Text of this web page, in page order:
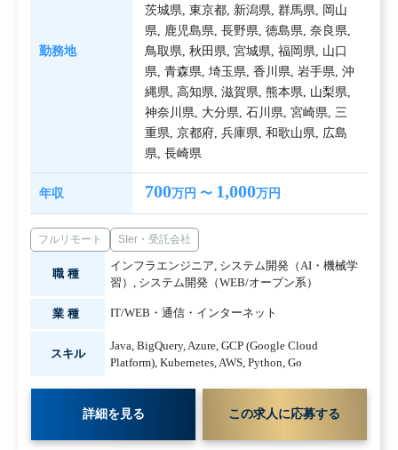
勤務地
茨城県,東京都, 新潟県,群馬県, 岡山
県, 鹿児島県,長野県,徳島県,奈良県,
鳥取県,秋田県,宮城県,福岡県, 山口
県,青森県,埼玉県,香川県,岩手県,沖
縄県,高知県,滋賀県,熊本県, 山梨県,
神奈川県, 大分県,石川県,宮崎県,三
重県,京都府,兵庫県,和歌山県, 広島
県,長崎県
年収 700万円 〜 1,000万円
フルリモート SIer・受託会社
職種
インフラエンジニア, システム開発（AI・機械学
習） , システム開発（WEB/オープン系）
業種 IT/WEB・通信・インターネット
スキル
Java, BigQuery,Azure, GCP (Google Cloud
Platform), Kubernetes,AWS, Python, Go
詳細を見る この求人に応募する